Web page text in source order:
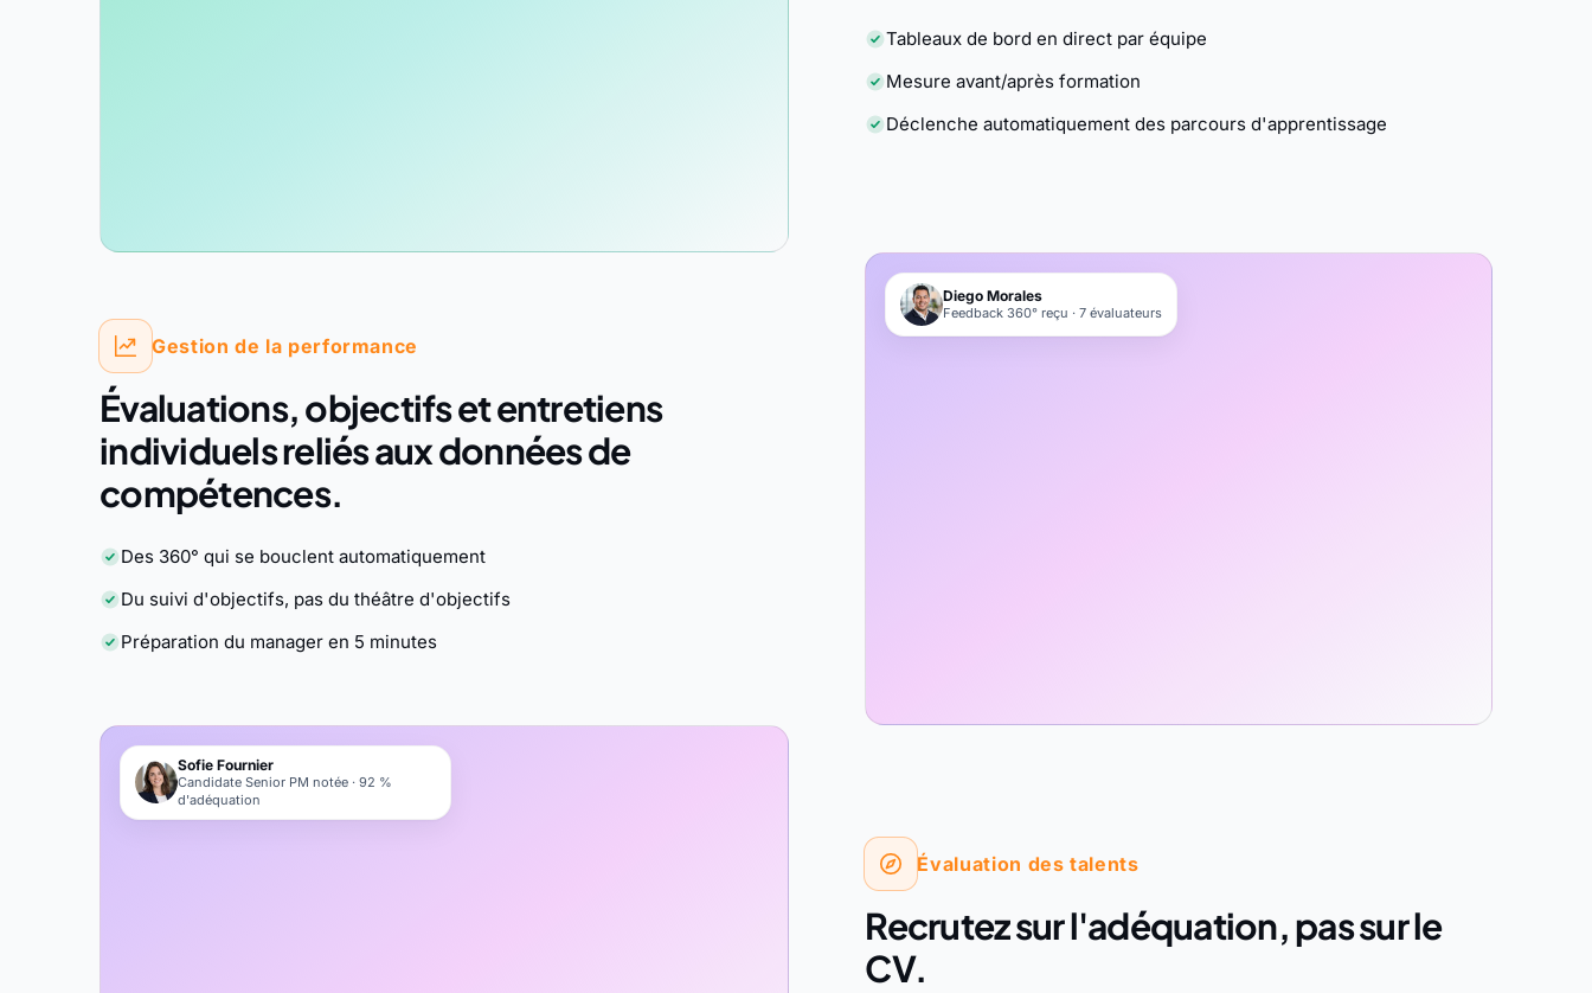
Tableaux de bord en direct par équipe
Mesure avant/après formation
Déclenche automatiquement des parcours d'apprentissage
Gestion de la performance
Évaluations, objectifs et entretiens
individuels reliés aux données de
compétences.
Des 360° qui se bouclent automatiquement
Du suivi d'objectifs, pas du théâtre d'objectifs
Préparation du manager en 5 minutes
Diego Morales
Feedback 360° reçu · 7 évaluateurs
Sofie Fournier
Candidate Senior PM notée · 92 %
d'adéquation
Évaluation des talents
Recrutez sur l'adéquation, pas sur le
CV.